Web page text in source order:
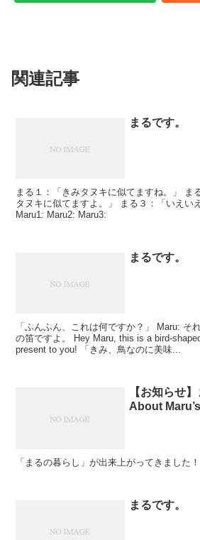
関連記事
まるです。
まる１：「きみタヌキに似てますね。」 ま
タヌキに似てますよ。」 まる３：「いえい
Maru1: Maru2: Maru3:
まるです。
「ふんふん、これは何ですか？」 Maru: そ
の笛ですよ。 Hey Maru, this is a bird-
present to you! 「きみ、鳥なのに美味...
【お知らせ
About
「まるの暮らし」が出来上がってきました！
まるです。